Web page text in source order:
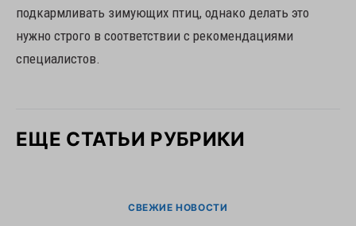
подкармливать зимующих птиц, однако делать это
нужно строго в соответствии с рекомендациями
специалистов.
ЕЩЕ СТАТЬИ РУБРИКИ
СВЕЖИЕ НОВОСТИ